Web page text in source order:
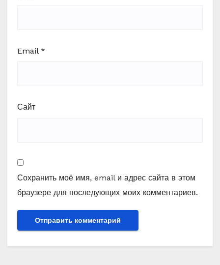
Email *
Сайт
Сохранить моё имя, email и адрес сайта в этом
браузере для последующих моих комментариев.